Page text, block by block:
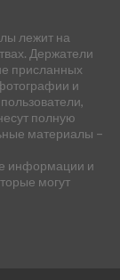
лежит на
Держатели
присланных
и
полную
материалы –
информации и
могут